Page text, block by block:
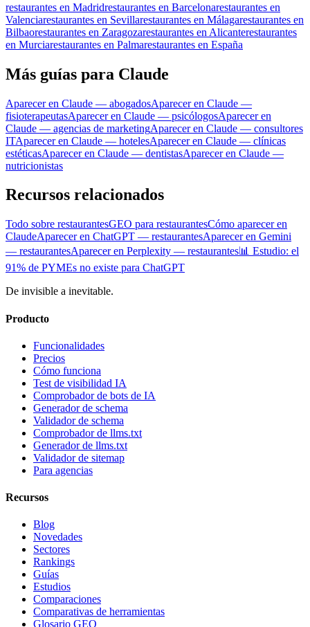
restaurantes en Madridrestaurantes en Barcelonarestaurantes en
Valenciarestaurantes en Sevillarestaurantes en Málagarestaurantes en
Bilbaorestaurantes en Zaragozarestaurantes en Alicanterestaurantes
en Murciarestaurantes en Palmarestaurantes en España
Más guías para Claude
Aparecer en Claude — abogadosAparecer en Claude —
fisioterapeutasAparecer en Claude — psicólogosAparecer en
Claude — agencias de marketingAparecer en Claude — consultores
ITAparecer en Claude — hotelesAparecer en Claude — clínicas
estéticasAparecer en Claude — dentistasAparecer en Claude —
nutricionistas
Recursos relacionados
Todo sobre restaurantesGEO para restaurantesCómo aparecer en
ClaudeAparecer en ChatGPT — restaurantesAparecer en Gemini
— restaurantesAparecer en Perplexity — restaurantes📊 Estudio: el
91% de PYMEs no existe para ChatGPT
De invisible a inevitable.
Producto
Funcionalidades
Precios
Cómo funciona
Test de visibilidad IA
Comprobador de bots de IA
Generador de schema
Validador de schema
Comprobador de llms.txt
Generador de llms.txt
Validador de sitemap
Para agencias
Recursos
Blog
Novedades
Sectores
Rankings
Guías
Estudios
Comparaciones
Comparativas de herramientas
Glosario GEO